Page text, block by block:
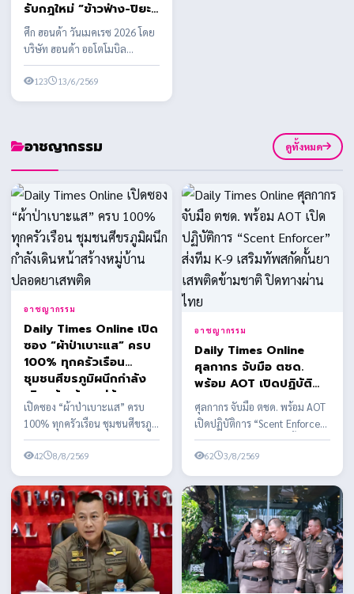
รับกฎใหม่ “ข้าวฟ่าง-ปิยะ
วดี” ควง “โอ๋-อานนท์”
คว้าดับเบิ้ลแชมป์
ศึก ฮอนด้า วันเมคเรซ 2026 โดย
บริษัท ฮอนด้า ออโตโมบิล
(ประเทศไทย) จำกัด ร่วมกับ
บริษัท กรังด์ปรีซ์ ...
123 13/6/2569
อาชญากรรม ดูทั้งหมด
อาชญากรรม
Daily Times Online เปิด
ซอง “ผ้าป่าเบาะแส” ครบ
100% ทุกครัวเรือน
ชุมชนศีขรภูมิผนึกกำลัง
เดินหน้าสร้างหมู่บ้าน
ปลอดยาเสพติด
เปิดซอง “ผ้าป่าเบาะแส” ครบ
100% ทุกครัวเรือน ชุมชนศีขรภูมิ
ผนึกกำลังเดินหน้าสร้างหมู่บ้าน
ปลอดยาเสพติด
42 8/8/2569
อาชญากรรม
Daily Times Online
ศุลกากร จับมือ ตชด.
พร้อม AOT เปิดปฏิบัติ
การ “Scent Enforcer”
ส่งทีม K-9 เสริมทัพสกัด
กั้นยาเสพติดข้ามชาติ ปิด
ทางผ่านไทย
ศุลกากร จับมือ ตชด. พร้อม AOT
เปิดปฏิบัติการ “Scent Enforcer”
ส่งทีม K-9 เสริมทัพสกัดกั้นยาเสพ
ติดข้า...
62 3/8/2569